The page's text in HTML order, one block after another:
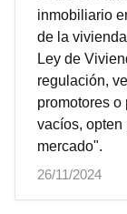
inmobiliario
de la
Ley de
regulación,
promotores
vacíos, opten
mercado".
26/11/2024